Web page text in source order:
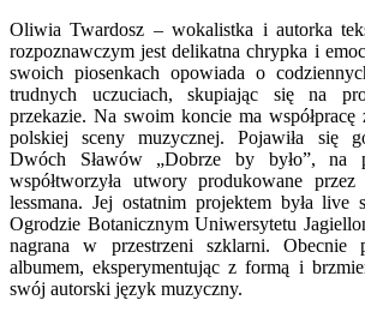
Oliwia Twardosz – wokalistka i autorka
rozpoznawczym jest delikatna chrypka i
swoich piosenkach opowiada o
trudnych uczuciach, skupiając się na
przekazie. Na swoim koncie ma współpracę
polskiej sceny muzycznej. Pojawiła się
Dwóch Sławów „Dobrze by było”, na
współtworzyła utwory produkowane
lessmana. Jej ostatnim projektem była live
Ogrodzie Botanicznym Uniwersytetu
nagrana w przestrzeni szklarni. Obecnie
albumem, eksperymentując z formą i
swój autorski język muzyczny.